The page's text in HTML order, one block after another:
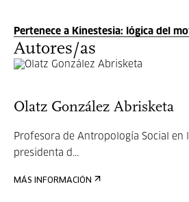
Pertenece a Kinestesia: lógica del
Autores/as
Olatz González Abrisketa
Profesora de Antropología Social en
presidenta d...
MÁS INFORMACIÓN